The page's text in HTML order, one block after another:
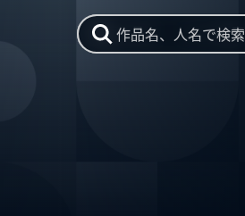
作品名、人名で検索